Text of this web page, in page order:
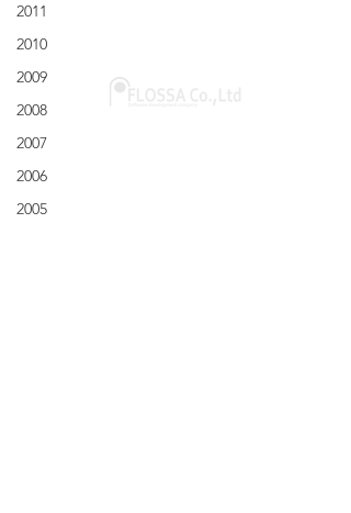
2011
2010
2009
2008
2007
2006
2005
@2001 Flossa inc.
埼玉県朝霞市仲町2-2-44
パールウィング7F-B